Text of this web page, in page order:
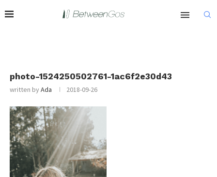
photo-1524250502761-1ac6f2e30d43
written byAda 2018-09-26